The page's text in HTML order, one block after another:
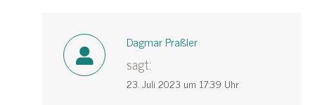
Dagmar Praßler
sagt:
23. Juli 2023 um 17:39 Uhr